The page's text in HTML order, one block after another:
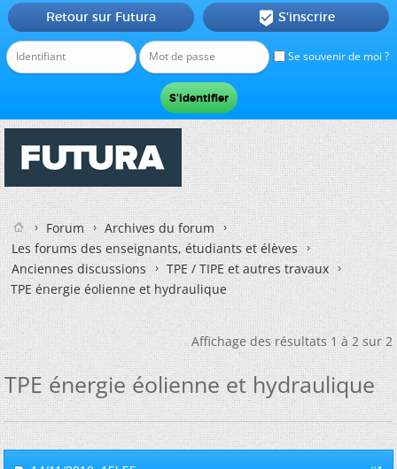
Se souvenir de moi ?
Retour sur Futura  S'inscrire
Forum
Archives du forum
Les forums des enseignants, étudiants et élèves
Anciennes discussions
TPE / TIPE et autres travaux
TPE énergie éolienne et hydraulique
Affichage des résultats 1 à 2 sur 2
TPE énergie éolienne et hydraulique